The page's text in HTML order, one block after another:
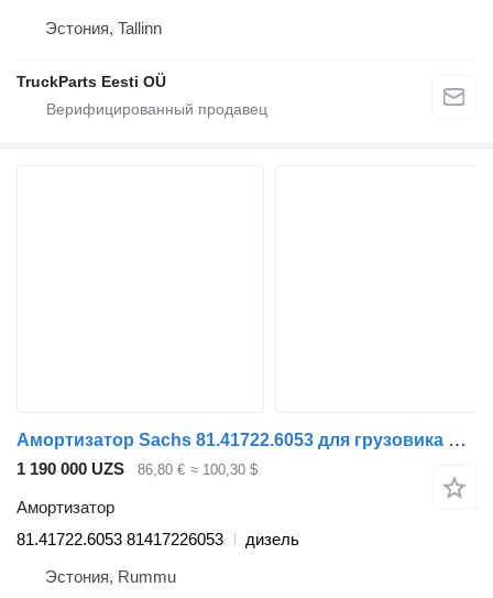
Эстония, Tallinn
TruckParts Eesti OÜ
Амортизатор Sachs 81.41722.6053 для грузовика MAN TGL, TGM, TGS, TGX (2005-2021)
1 190 000 UZS 86,80 € ≈ 100,30 $
Амортизатор
81.41722.6053 81417226053
дизель
Эстония, Rummu